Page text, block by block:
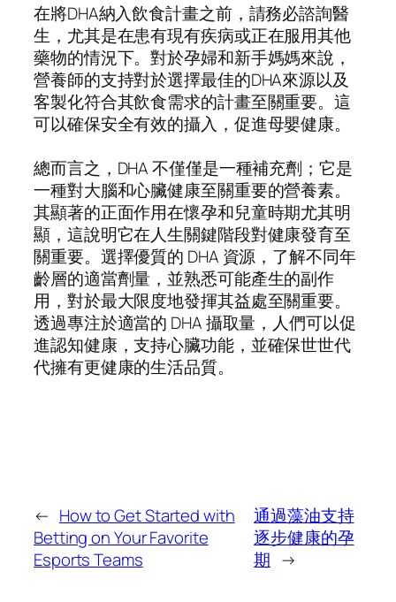
在將DHA納入飲食計畫之前，請務必諮詢醫
生，尤其是在患有現有疾病或正在服用其他
藥物的情況下。對於孕婦和新手媽媽來說，
營養師的支持對於選擇最佳的DHA來源以及
客製化符合其飲食需求的計畫至關重要。這
可以確保安全有效的攝入，促進母嬰健康。
總而言之，DHA 不僅僅是一種補充劑；它是
一種對大腦和心臟健康至關重要的營養素。
其顯著的正面作用在懷孕和兒童時期尤其明
顯，這說明它在人生關鍵階段對健康發育至
關重要。選擇優質的 DHA 資源，了解不同年
齡層的適當劑量，並熟悉可能產生的副作
用，對於最大限度地發揮其益處至關重要。
透過專注於適當的 DHA 攝取量，人們可以促
進認知健康，支持心臟功能，並確保世世代
代擁有更健康的生活品質。
← How to Get Started with
Betting on Your Favorite
Esports Teams
通過藻油支持
逐步健康的孕
期 →